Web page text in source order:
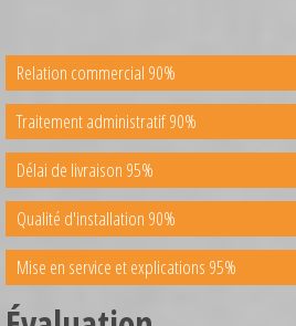
Relation commercial 90%
Traitement administratif 90%
Délai de livraison 95%
Qualité d'installation 90%
Mise en service et explications 95%